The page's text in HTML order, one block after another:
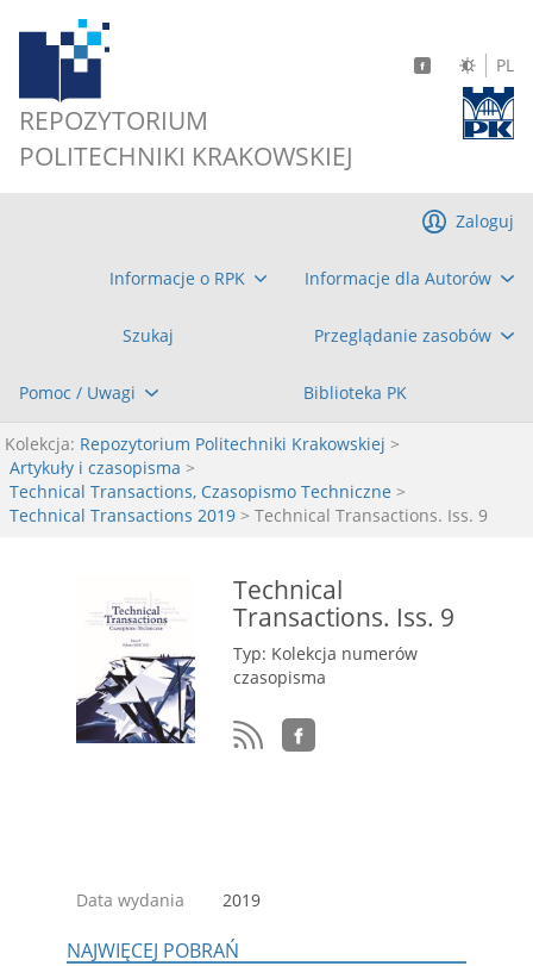
REPOZYTORIUM
POLITECHNIKI KRAKOWSKIEJ
PL
Informacje o RPK Informacje dla Autorów
Szukaj Przeglądanie zasobów
Pomoc / Uwagi Biblioteka PK
Zaloguj
Kolekcja: Repozytorium Politechniki Krakowskiej >
Artykuły i czasopisma >
Technical Transactions, Czasopismo Techniczne >
Technical Transactions 2019 > Technical Transactions. Iss. 9
Technical
Transactions. Iss. 9
Typ: Kolekcja numerów
czasopisma
Data wydania 2019
NAJWIĘCEJ POBRAŃ